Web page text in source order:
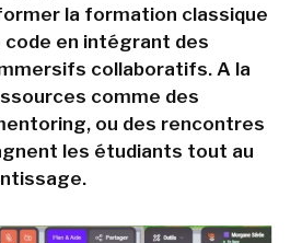
la formation classique
code en intégrant des
collaboratifs. A la
comme des
ou des rencontres
les étudiants tout au